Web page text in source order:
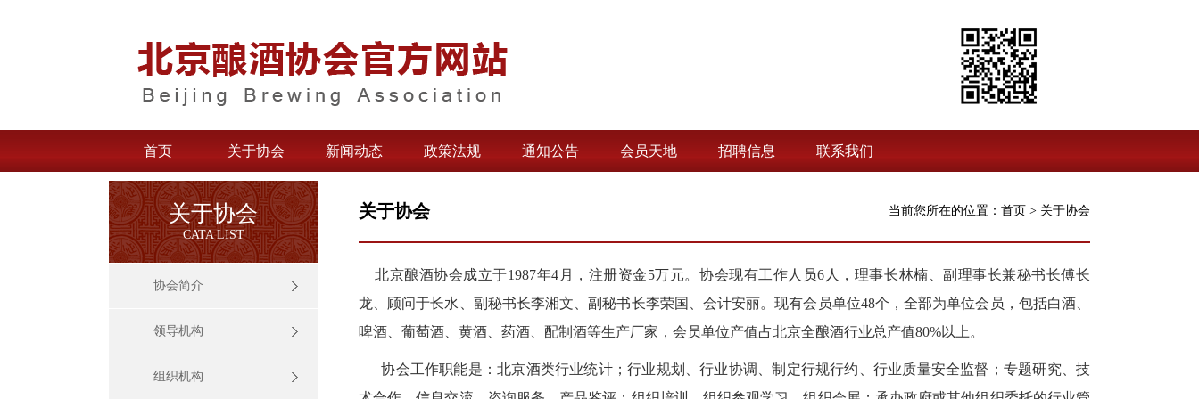
首页 关于协会 新闻动态 政策法规 通知公告 会员天地 招聘信息 联系我们
关于协会
CATA LIST
协会简介
领导机构
组织机构
关于协会 当前您所在的位置： 首页 > 关于协会
北京酿酒协会成立于1987年4月，注册资金5万元。协会现有工作人员6人，理事长林楠、副理事长兼秘书长傅长
龙、顾问于长水、副秘书长李湘文、副秘书长李荣国、会计安丽。现有会员单位48个，全部为单位会员，包括白酒、
啤酒、葡萄酒、黄酒、药酒、配制酒等生产厂家，会员单位产值占北京全酿酒行业总产值80%以上。
协会工作职能是：北京酒类行业统计；行业规划、行业协调、制定行规行约、行业质量安全监督；专题研究、技